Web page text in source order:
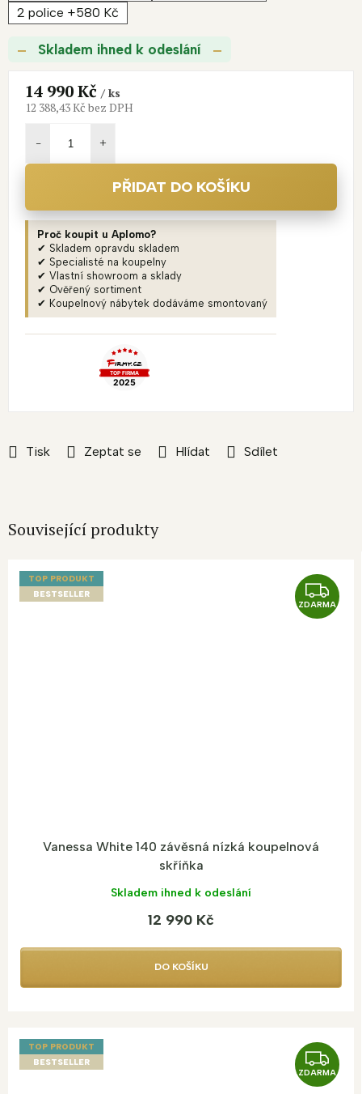
Skladem ihned k odeslání
2 police +580 Kč
Tisk Zeptat se Hlídat Sdílet
14 990 Kč / ks
12 388,43 Kč bez DPH
PŘIDAT DO KOŠÍKU
Proč koupit u Aplomo?
✔ Skladem opravdu skladem
✔ Specialisté na koupelny
✔ Vlastní showroom a sklady
✔ Ověřený sortiment
✔ Koupelnový nábytek dodáváme smontovaný
Související produkty
TOP PRODUKT
BESTSELLER
Z
D
ZDARMA
Vanessa White 140 závěsná nízká koupelnová
skříňka
Skladem ihned k odeslání
12 990 Kč
DO KOŠÍKU
TOP PRODUKT
BESTSELLER
Z
D
ZDARMA